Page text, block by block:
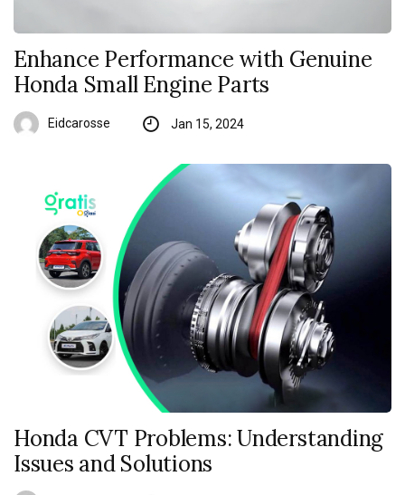
Enhance Performance with Genuine
Honda Small Engine Parts
Eidcarosse Jan 15, 2024
Honda CVT Problems: Understanding
Issues and Solutions